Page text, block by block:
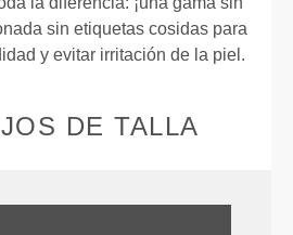
sin etiquetas cosidas para
y evitar irritación de la piel.
DE TALLA